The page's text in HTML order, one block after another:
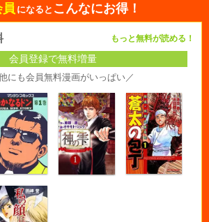
になると こんなにお得！
もっと無料が読める！
会員登録で無料増量
にも会員無料漫画がいっぱい／